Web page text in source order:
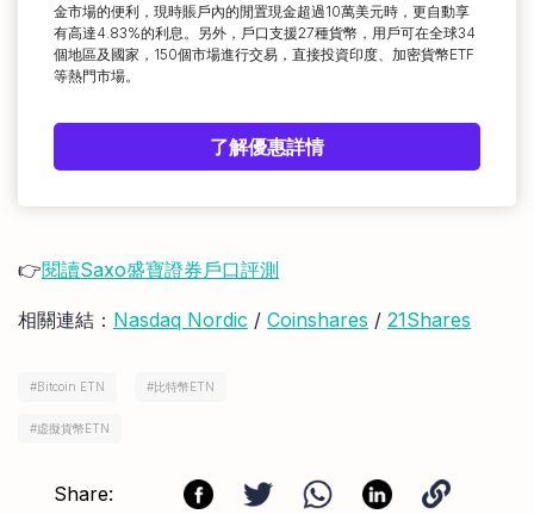
金市場的便利，現時賬戶內的閒置現金超過10萬美元時，更自動享
有高達4.83%的利息。另外，戶口支援27種貨幣，用戶可在全球34
個地區及國家，150個市場進行交易，直接投資印度、加密貨幣ETF
等熱門市場。
了解優惠詳情
👉閱讀Saxo盛寶證券戶口評測
相關連結： Nasdaq Nordic / Coinshares / 21Shares
#Bitcoin ETN #比特幣ETN
#虛擬貨幣ETN
Share: